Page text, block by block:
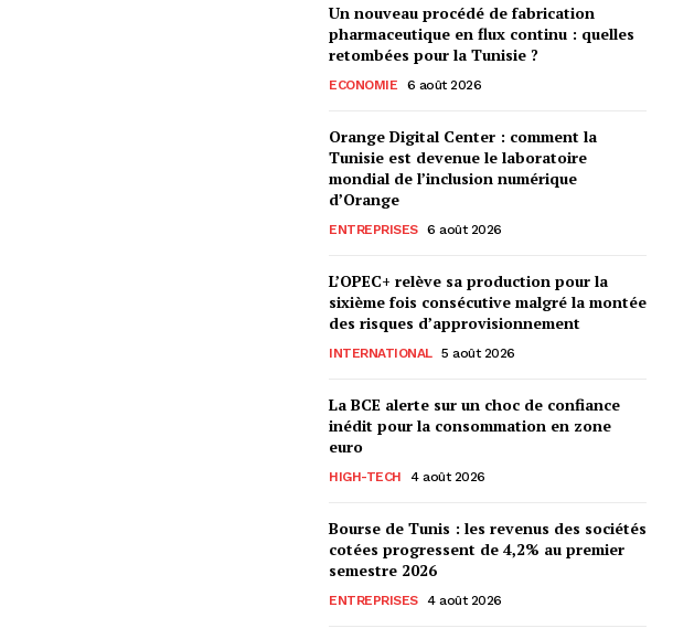
Un nouveau procédé de fabrication
pharmaceutique en flux continu : quelles
retombées pour la Tunisie ?
ECONOMIE 6 août 2026
Orange Digital Center : comment la
Tunisie est devenue le laboratoire
mondial de l’inclusion numérique
d’Orange
ENTREPRISES 6 août 2026
L’OPEC+ relève sa production pour la
sixième fois consécutive malgré la montée
des risques d’approvisionnement
INTERNATIONAL 5 août 2026
La BCE alerte sur un choc de confiance
inédit pour la consommation en zone
euro
HIGH-TECH 4 août 2026
Bourse de Tunis : les revenus des sociétés
cotées progressent de 4,2% au premier
semestre 2026
ENTREPRISES 4 août 2026